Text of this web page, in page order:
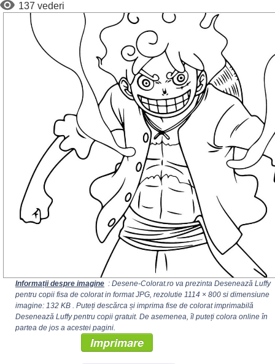
137 vederi
Informații despre imagine : Desene-Colorat.ro va prezinta Desenează Luffy
pentru copii fisa de colorat in format JPG, rezolutie 1114 × 800 si dimensiune
imagine: 132 KB . Puteți descărca și imprima fise de colorat imprimabilă
Desenează Luffy pentru copii gratuit. De asemenea, îl puteți colora online în
partea de jos a acestei pagini.
Imprimare